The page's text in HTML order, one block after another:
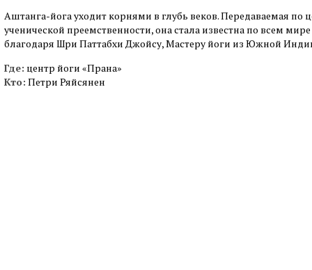
Аштанга-йога уходит корнями в глубь веков. Передаваемая по
ученической преемственности, она стала известна по всем мире
благодаря Шри Паттабхи Джойсу, Мастеру йоги из Южной
Где: центр йоги «Прана»
Кто: Петри Ряйсянен